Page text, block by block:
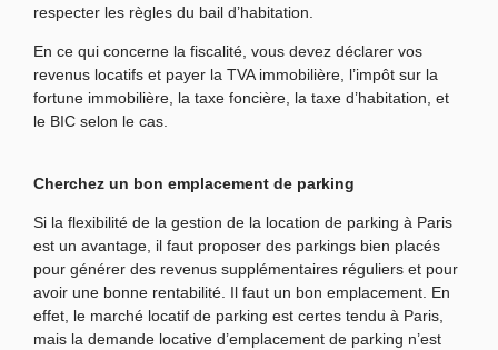
respecter les règles du bail d’habitation.
En ce qui concerne la fiscalité, vous devez déclarer vos
revenus locatifs et payer la TVA immobilière, l’impôt sur la
fortune immobilière, la taxe foncière, la taxe d’habitation, et
le BIC selon le cas.
Cherchez un bon emplacement de parking
Si la flexibilité de la gestion de la location de parking à Paris
est un avantage, il faut proposer des parkings bien placés
pour générer des revenus supplémentaires réguliers et pour
avoir une bonne rentabilité. Il faut un bon emplacement. En
effet, le marché locatif de parking est certes tendu à Paris,
mais la demande locative d’emplacement de parking n’est